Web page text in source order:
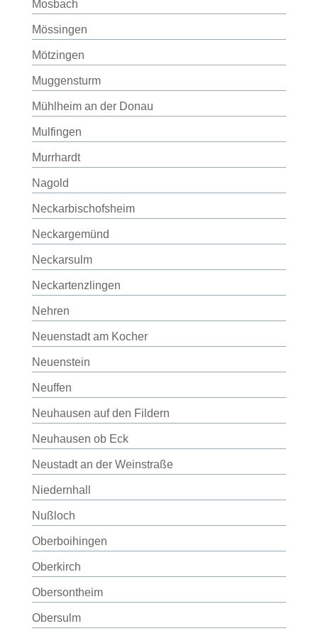
Mosbach
Mössingen
Mötzingen
Muggensturm
Mühlheim an der Donau
Mulfingen
Murrhardt
Nagold
Neckarbischofsheim
Neckargemünd
Neckarsulm
Neckartenzlingen
Nehren
Neuenstadt am Kocher
Neuenstein
Neuffen
Neuhausen auf den Fildern
Neuhausen ob Eck
Neustadt an der Weinstraße
Niedernhall
Nußloch
Oberboihingen
Oberkirch
Obersontheim
Obersulm